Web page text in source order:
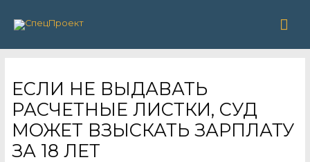
ЕСЛИ НЕ ВЫДАВАТЬ
РАСЧЕТНЫЕ ЛИСТКИ, СУД
МОЖЕТ ВЗЫСКАТЬ ЗАРПЛАТУ
ЗА 18 ЛЕТ